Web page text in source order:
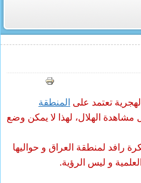
تعتمد على المنطقة
مشاهدة الهلال، لهذا لا يمكن وضع
رافد لمنطقة العراق و حواليها
و ليس الرؤية.